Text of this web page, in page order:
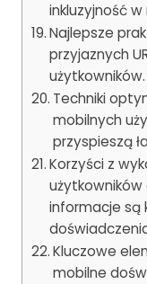
inkluzyjność w
Najlepsze
przyjaznych
Techniki
mobilnych
przyspieszą
Korzyści z
informacje są
Kluczowe
mobilne